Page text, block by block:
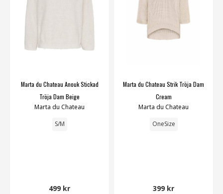
Marta du Chateau Anouk Stickad
Tröja Dam Beige
Marta du Chateau
S/M
499 kr
Marta du Chateau Strik Tröja Dam
Cream
Marta du Chateau
OneSize
399 kr